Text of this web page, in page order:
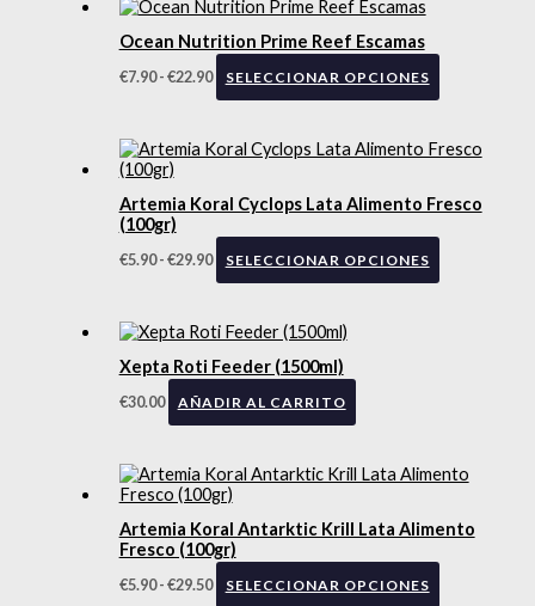
Ocean Nutrition Prime Reef Escamas
€7.90 -€22.90 SELECCIONAR OPCIONES
Artemia Koral Cyclops Lata Alimento Fresco
(100gr)
€5.90 -€29.90 SELECCIONAR OPCIONES
Xepta Roti Feeder (1500ml)
€30.00 AÑADIR AL CARRITO
Artemia Koral Antarktic Krill Lata Alimento
Fresco (100gr)
€5.90 -€29.50 SELECCIONAR OPCIONES